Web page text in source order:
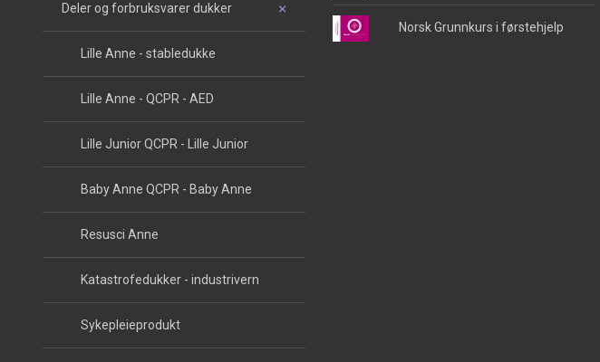
Deler og forbruksvarer dukker
Lille Anne - stabledukke
Lille Anne - QCPR - AED
Lille Junior QCPR - Lille Junior
Baby Anne QCPR - Baby Anne
Resusci Anne
Katastrofedukker - industrivern
Sykepleieprodukt
Norsk Grunnkurs i førstehjelp